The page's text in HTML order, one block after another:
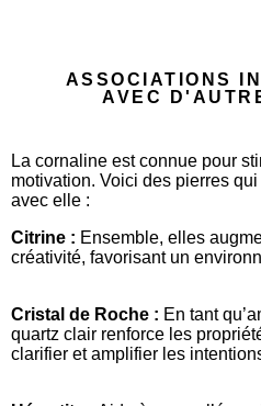
ASSOCIATIONS
AVEC
La cornaline est connue pour
motivation. Voici des pierres
avec elle :
Citrine : Ensemble, elles
créativité, favorisant un
Cristal de Roche : En tant
quartz clair renforce les
clarifier et amplifier les